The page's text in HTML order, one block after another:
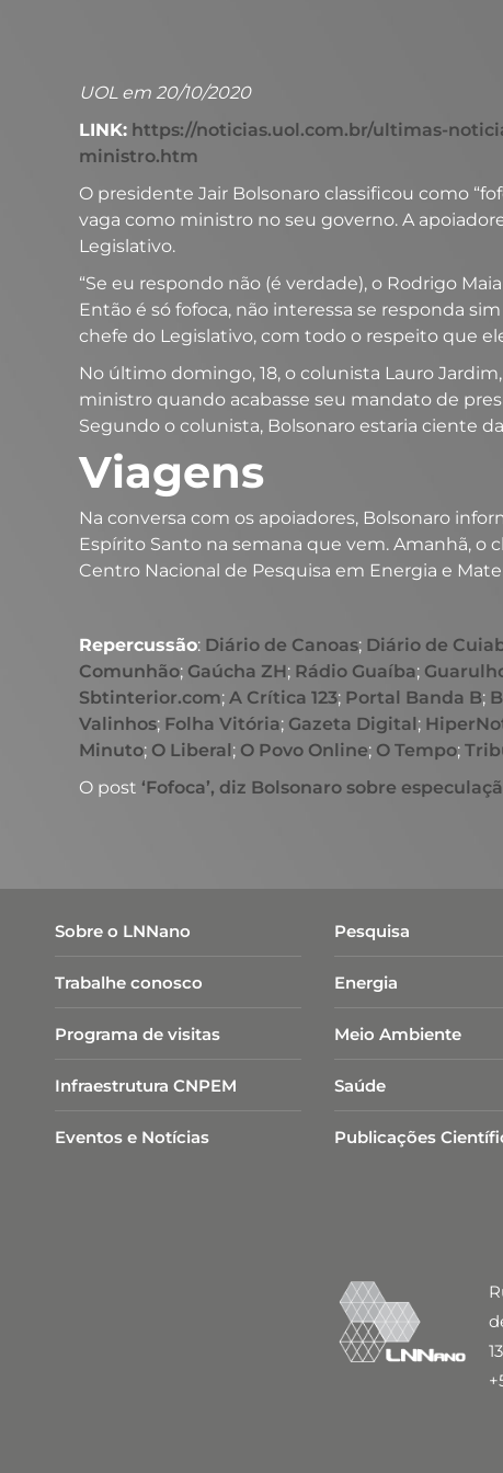
UOL em 20/10/2020
LINK: https://noticias.uol.com.br/ultimas-
ministro.htm
O presidente Jair Bolsonaro classificou como
vaga como ministro no seu governo. A
Legislativo.
“Se eu respondo não (é verdade), o Rodrigo
Então é só fofoca, não interessa se responda
chefe do Legislativo, com todo o respeito que
No último domingo, 18, o colunista Lauro
ministro quando acabasse seu mandato de
Segundo o colunista, Bolsonaro estaria ciente
Viagens
Na conversa com os apoiadores, Bolsonaro
Espírito Santo na semana que vem. Amanhã,
Centro Nacional de Pesquisa em Energia e
Repercussão: Diário de Canoas; Diário de
Comunhão; Gaúcha ZH; Rádio Guaíba;
Sbtinterior.com; A Crítica 123; Portal Banda B;
Valinhos; Folha Vitória; Gazeta Digital;
Minuto; O Liberal; O Povo Online; O Tempo;
O post ‘Fofoca’, diz Bolsonaro sobre
Sobre o LNNano
Trabalhe conosco
Programa de visitas
Infraestrutura CNPEM
Eventos e Notícias
Pesquisa
Energia
Meio Ambiente
Saúde
Publicações